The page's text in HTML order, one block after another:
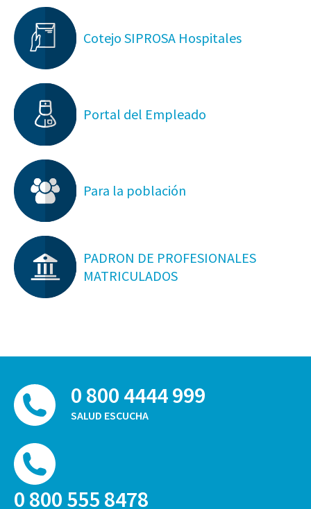
Cotejo SIPROSA Hospitales
Portal del Empleado
Para la población
PADRON DE PROFESIONALES
MATRICULADOS
0 800 4444 999
SALUD ESCUCHA
0 800 555 8478